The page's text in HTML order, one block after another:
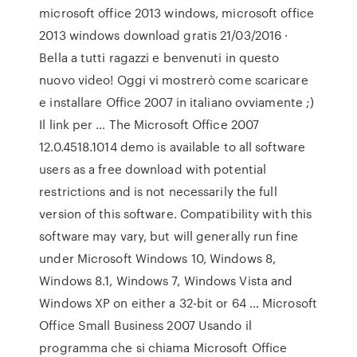
microsoft office 2013 windows, microsoft office
2013 windows download gratis 21/03/2016 ·
Bella a tutti ragazzi e benvenuti in questo
nuovo video! Oggi vi mostrerò come scaricare
e installare Office 2007 in italiano ovviamente ;)
Il link per … The Microsoft Office 2007
12.0.4518.1014 demo is available to all software
users as a free download with potential
restrictions and is not necessarily the full
version of this software. Compatibility with this
software may vary, but will generally run fine
under Microsoft Windows 10, Windows 8,
Windows 8.1, Windows 7, Windows Vista and
Windows XP on either a 32-bit or 64 … Microsoft
Office Small Business 2007 Usando il
programma che si chiama Microsoft Office